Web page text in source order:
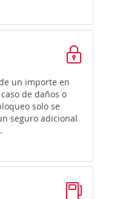
un importe en
de daños o
solo se
seguro adicional